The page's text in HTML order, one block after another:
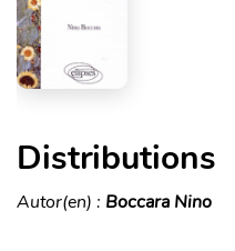
Distributions
Autor(en) : Boccara Nino